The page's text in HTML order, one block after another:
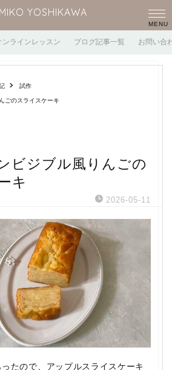
YOSHIKAWA
ンラインレッスン ブログ記事一覧 お問い合
試作
ごのスライスケーキ
ビジブル風りんごの
キ
2026-05-11
たので、アップルスライスケーキ